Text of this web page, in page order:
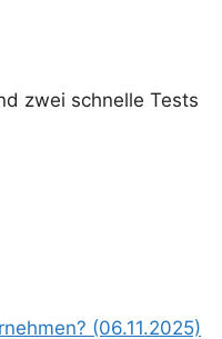
zwei schnelle Tests
(06.11.2025)